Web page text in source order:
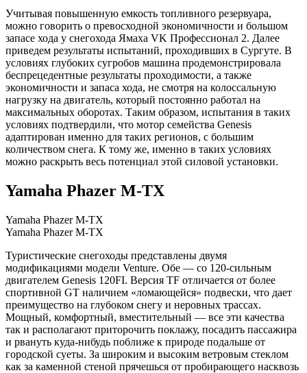
Учитывая повышенную емкость топливного резервуара,
можно говорить о превосходной экономичности и большом
запасе хода у снегохода Ямаха VK Профессионал 2. Далее
приведем результаты испытаний, проходивших в Сургуте. В
условиях глубоких сугробов машина продемонстрировала
беспрецедентные результаты проходимости, а также
экономичности и запаса хода, не смотря на колоссальную
нагрузку на двигатель, который постоянно работал на
максимальных оборотах. Таким образом, испытания в таких
условиях подтвердили, что мотор семейства Genesis
адаптирован именно для таких регионов, с большим
количеством снега. К тому же, именно в таких условиях
можно раскрыть весь потенциал этой силовой установки.
Yamaha Phazer M-TX
Yamaha Phazer M-TX
Yamaha Phazer M-TX
Туристические снегоходы представлены двумя
модификациями модели Venture. Обе — со 120-сильным
двигателем Genesis 120FI. Версия TF отличается от более
спортивной GT наличием «ломающейся» подвески, что дает
преимущество на глубоком снегу и неровных трассах.
Мощный, комфортный, вместительный — все эти качества
так и располагают приторочить поклажу, посадить пассажира
и рвануть куда-нибудь поближе к природе подальше от
городской суеты. За широким и высоким ветровым стеклом
как за каменной стеной прячешься от пробирающего насквозь